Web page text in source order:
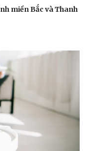
sĩ
miền Bắc và Thanh